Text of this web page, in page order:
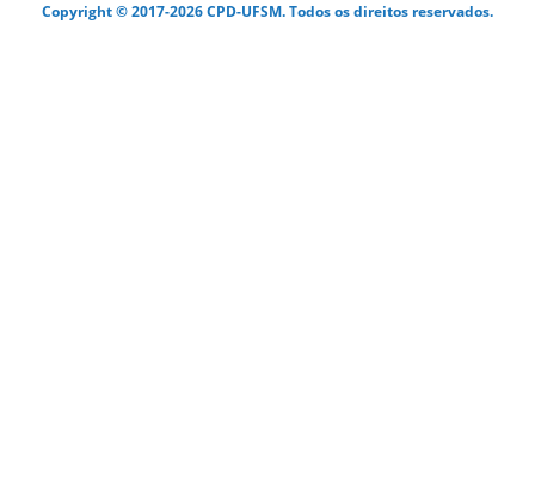
Copyright © 2017-2026 CPD-UFSM. Todos os direitos reservados.